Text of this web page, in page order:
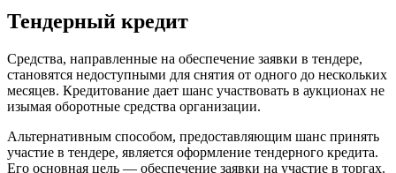
Тендерный кредит
Средства, направленные на обеспечение заявки в тендере,
становятся недоступными для снятия от одного до нескольких
месяцев. Кредитование дает шанс участвовать в аукционах не
изымая оборотные средства организации.
Альтернативным способом, предоставляющим шанс принять
участие в тендере, является оформление тендерного кредита.
Его основная цель — обеспечение заявки на участие в торгах.